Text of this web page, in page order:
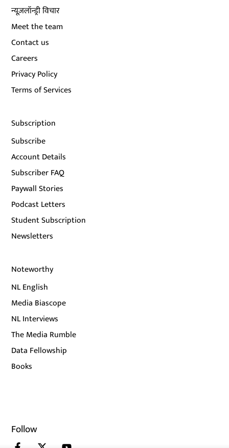
न्यूज़लॉन्ड्री विचार
Meet the team
Contact us
Careers
Privacy Policy
Terms of Services
Subscription
Subscribe
Account Details
Subscriber FAQ
Paywall Stories
Podcast Letters
Student Subscription
Newsletters
Noteworthy
NL English
Media Biascope
NL Interviews
The Media Rumble
Data Fellowship
Books
Follow